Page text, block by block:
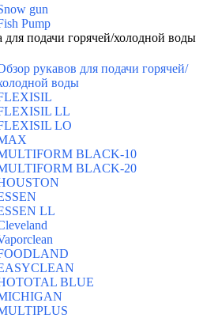
gun
Pump
для подачи горячей/холодной воды
рукавов для подачи горячей/
воды
LL
LO
BLACK-10
BLACK-20
LL
BLUE